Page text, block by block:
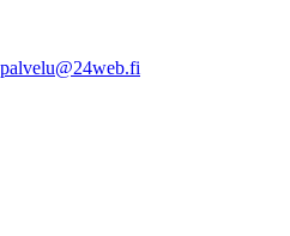
palvelu@24web.fi